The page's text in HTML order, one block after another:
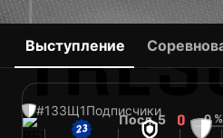
#13ЗЩ1Подписчики
Выступление
Посл. 5 0 0 %